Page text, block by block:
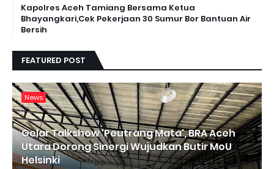
Kapolres Aceh Tamiang Bersama Ketua
Bhayangkari,Cek Pekerjaan 30 Sumur Bor Bantuan Air
Bersih
FEATURED POST
News
Gelar Talkshow 'Peutrang Mata', BRA Aceh
Utara Dorong Sinergi Wujudkan Butir MoU
Helsinki